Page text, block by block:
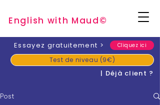
English with Maud©
​Essayez gratuitement > Cliquez ici
Test de niveau (9€)
| Déjà client ?
Post